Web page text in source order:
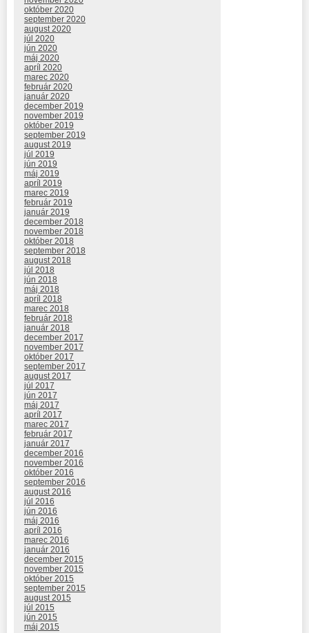
október 2020
september 2020
august 2020
júl 2020
jún 2020
máj 2020
apríl 2020
marec 2020
február 2020
január 2020
december 2019
november 2019
október 2019
september 2019
august 2019
júl 2019
jún 2019
máj 2019
apríl 2019
marec 2019
február 2019
január 2019
december 2018
november 2018
október 2018
september 2018
august 2018
júl 2018
jún 2018
máj 2018
apríl 2018
marec 2018
február 2018
január 2018
december 2017
november 2017
október 2017
september 2017
august 2017
júl 2017
jún 2017
máj 2017
apríl 2017
marec 2017
február 2017
január 2017
december 2016
november 2016
október 2016
september 2016
august 2016
júl 2016
jún 2016
máj 2016
apríl 2016
marec 2016
január 2016
december 2015
november 2015
október 2015
september 2015
august 2015
júl 2015
jún 2015
máj 2015